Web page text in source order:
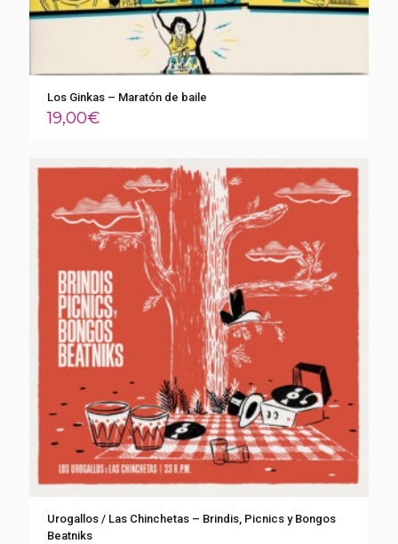
Los Ginkas – Maratón de baile
19,00€
Urogallos / Las Chinchetas – Brindis, Picnics y Bongos
Beatniks